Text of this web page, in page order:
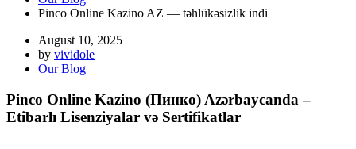
Pinco Online Kazino AZ — təhlükəsizlik indi
August 10, 2025
by vividole
Our Blog
Pinco Online Kazino (Пинко) Azərbaycanda –
Etibarlı Lisenziyalar və Sertifikatlar